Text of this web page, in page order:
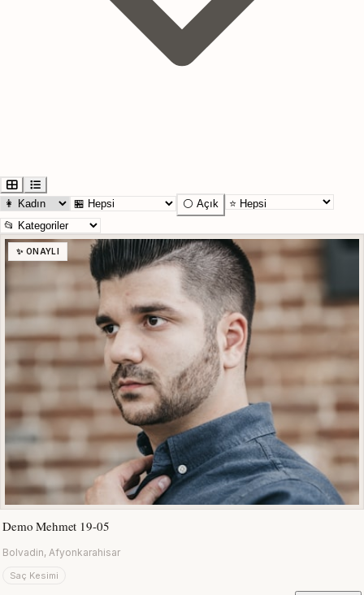
⚪ Açık
✨ ONAYLI
Demo Mehmet 19-05
Bolvadin, Afyonkarahisar
Saç Kesimi